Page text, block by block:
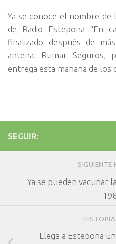
Ya se conoce el nombre de
de Radio Estepona “En
finalizado después de
antena. Rumar Seguros,
entrega esta mañana de
SEGUIR:
SIGUIENTE
Ya se pueden vacunar
Llega a Estepona